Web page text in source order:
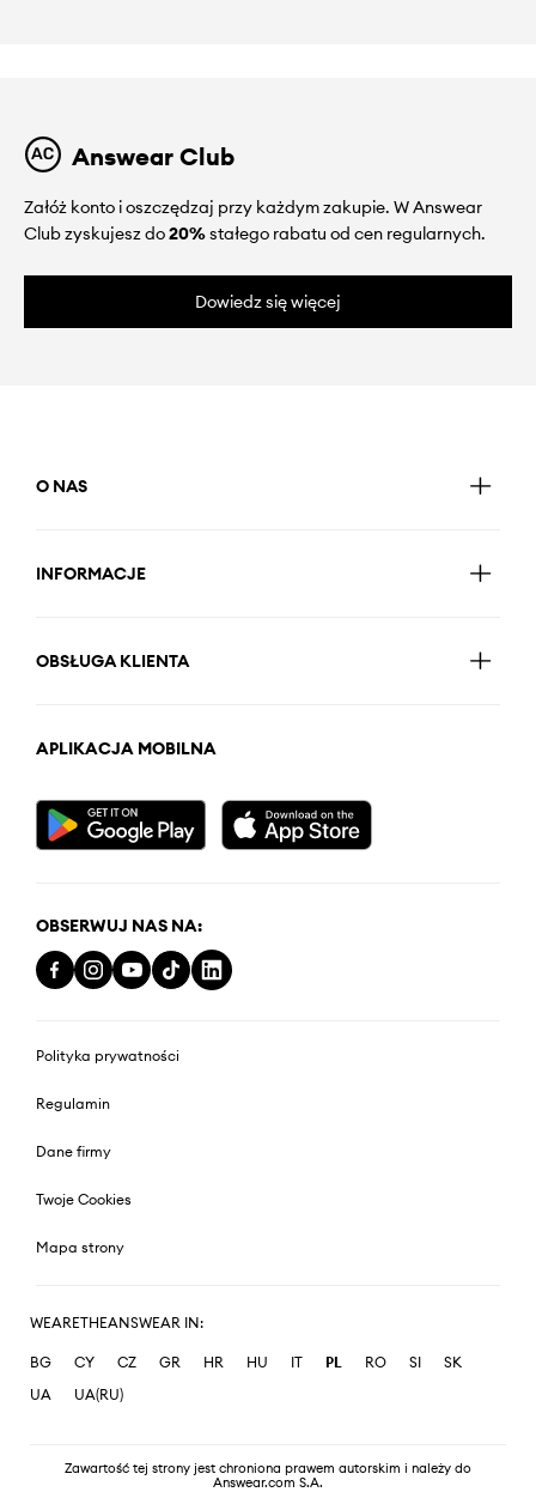
Answear Club
Załóż konto i oszczędzaj przy każdym zakupie. W Answear
Club zyskujesz do20%stałego rabatu od cen regularnych.
Dowiedz się więcej
O NAS
INFORMACJE
OBSŁUGA KLIENTA
APLIKACJA MOBILNA
OBSERWUJ NAS NA:
Polityka prywatności
Regulamin
Dane firmy
Twoje Cookies
Mapa strony
WEARETHEANSWEAR IN:
BG CY CZ GR HR HU IT PL RO SI
SK
UA
UA(RU)
Zawartość tej strony jest chroniona prawem autorskim i należy do
Answear.com S.A.